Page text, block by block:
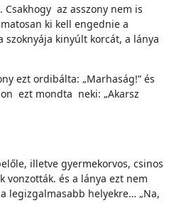
Csakhogy az asszony nem is
ki kell engednie a
kinyúlt korcát, a lánya
ezt ordibálta: „Marhaság!” és
ezt mondta neki: „Akarsz
illetve gyermekorvos, csinos
vonzották. és a lánya ezt nem
legizgalmasabb helyekre… „Na,